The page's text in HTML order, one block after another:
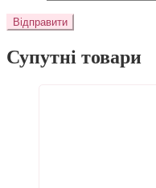
Супутні товари